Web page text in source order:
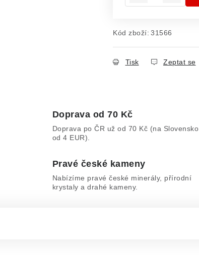
Kód zboží: 31566
Tisk Zeptat se
Doprava od 70 Kč
Doprava po ČR už od 70 Kč (na Slovensko
od 4 EUR).
Pravé české kameny
Nabízíme pravé české minerály, přírodní
krystaly a drahé kameny.